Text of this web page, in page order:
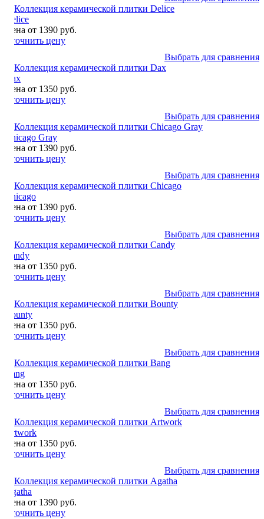
Delice
Цена от 1390 руб.
Уточнить цену
Выбрать для сравнения
Dax
Цена от 1350 руб.
Уточнить цену
Выбрать для сравнения
Chicago Gray
Цена от 1390 руб.
Уточнить цену
Выбрать для сравнения
Chicago
Цена от 1390 руб.
Уточнить цену
Выбрать для сравнения
Candy
Цена от 1350 руб.
Уточнить цену
Выбрать для сравнения
Bounty
Цена от 1350 руб.
Уточнить цену
Выбрать для сравнения
Bang
Цена от 1350 руб.
Уточнить цену
Выбрать для сравнения
Artwork
Цена от 1350 руб.
Уточнить цену
Выбрать для сравнения
Agatha
Цена от 1390 руб.
Уточнить цену